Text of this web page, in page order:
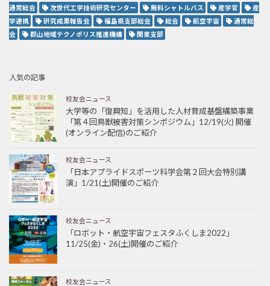
通常総会
次世代工学技術研究センター 無料シャトルバス 産学官
産
学連携
研究成果報告会 福島県支部総会 総会 航空宇宙
通常総
会
郡山地域テクノポリス推進機構 関東支部
人気の記事
校友会ニュース
大学等の「復興知」を活用した人材育成基盤構築事業
「第４回鳥獣被害対策シンポジウム」12/19(火) 開催
(オンライン配信)のご紹介
校友会ニュース
「日本アプライドスポーツ科学会第２回大会特別講
演」1/21(土)開催のご紹介
校友会ニュース
「ロボット・航空宇宙フェスタふくしま2022」
11/25(金)・26(土)開催のご紹介
校友会ニュース